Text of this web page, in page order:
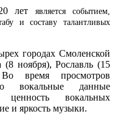
лет
является событием,
и составу талантливых
городах Смоленской
ноября), Рославль (15
время просмотров
вокальные данные
ценность вокальных
и яркость музыки.